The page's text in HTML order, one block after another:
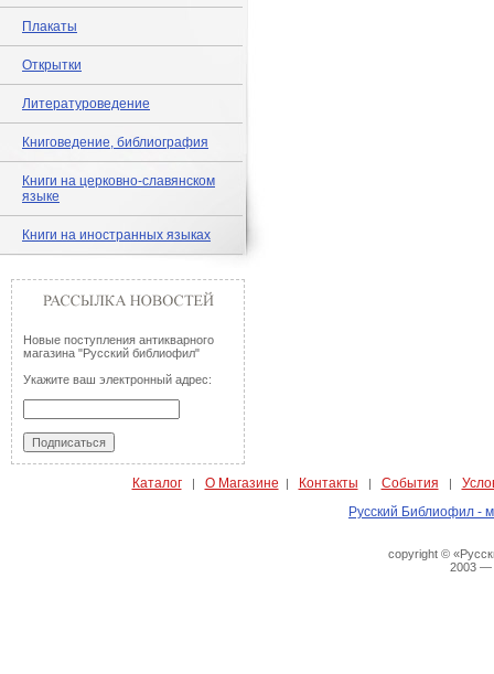
Плакаты
Открытки
Литературоведение
Книговедение, библиография
Книги на церковно-славянском
языке
Книги на иностранных языках
Новые поступления антикварного
магазина "Русский библиофил"
Укажите ваш электронный адрес:
Каталог| О Магазине | Контакты | События |
Русский Библиофил -
copyright ©
2003 —